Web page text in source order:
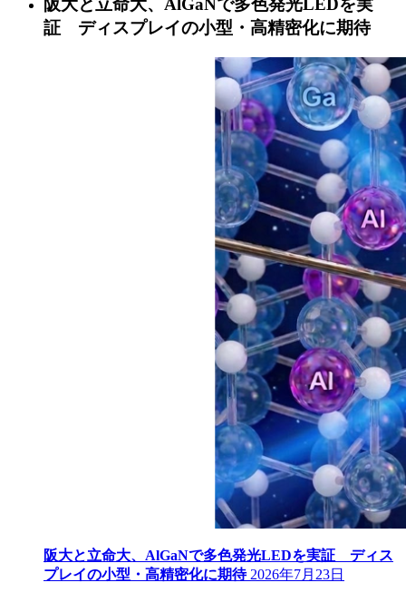
阪大と立命大、AlGaNで多色発光LEDを実
証 ディスプレイの小型・高精密化に期待
阪大と立命大、AlGaNで多色発光LEDを実証 ディス
プレイの小型・高精密化に期待 2026年7月23日